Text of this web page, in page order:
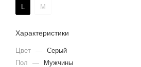
L
M
Характеристики
Цвет — Серый
Пол
—
Мужчины